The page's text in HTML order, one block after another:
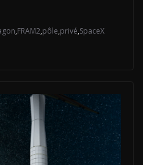
,FRAM2,pôle,privé,SpaceX